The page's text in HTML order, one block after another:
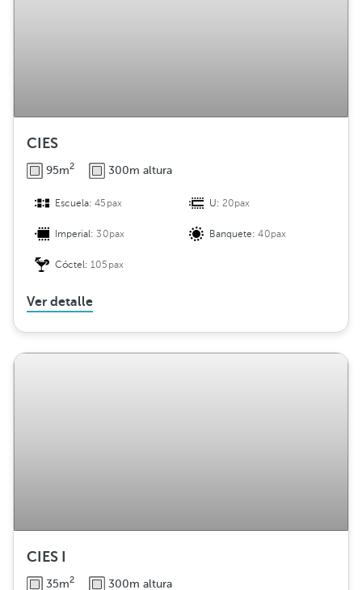
CIES
95m2 300m altura
Escuela:45pax U:20pax
Imperial:30pax Banquete:40pax
Cóctel:105pax
Ver detalle
CIES I
35m2 300m altura